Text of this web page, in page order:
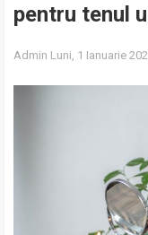
pentru tenul
Admin Luni, 1 Ianuarie